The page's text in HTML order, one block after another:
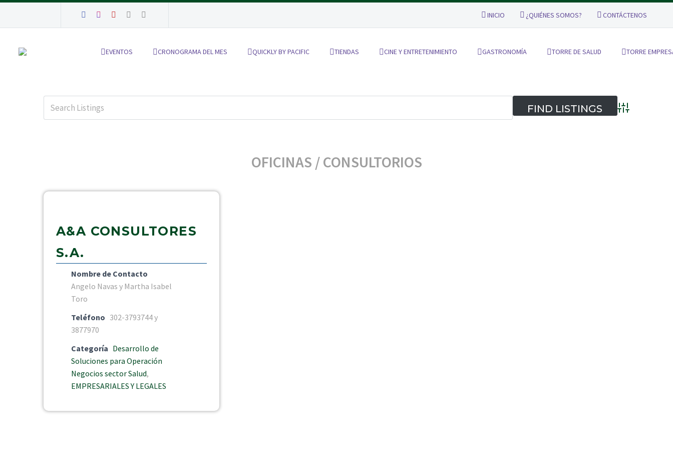
INICIO ¿QUIÉNES SOMOS? CONTÁCTENOS
EVENTOS CRONOGRAMA DEL MES QUICKLY BY PACIFIC TIENDAS CINE Y ENTRETENIMIENTO GASTRONOMÍA TORRE DE SALUD TORRE
Advanced Search
A&A CONSULTORES
S.A.
Nombre de Contacto
Angelo Navas y Martha Isabel
Toro
Teléfono 302-3793744 y
3877970
Categoría Desarrollo de
Soluciones para Operación
Negocios sector Salud,
EMPRESARIALES Y LEGALES